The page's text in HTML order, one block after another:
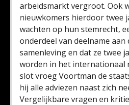
arbeidsmarkt vergroot. Ook
nieuwkomers hierdoor twee
wachten op hun stemrecht,
onderdeel van deelname aan
samenleving en dat ze twee
worden in het internationaal
slot vroeg Voortman de
hij alle adviezen naast zich
Vergelijkbare vragen en